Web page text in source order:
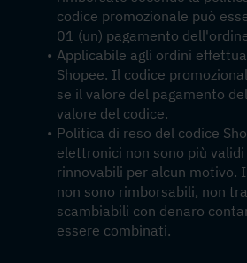
codice promozionale può
01 (un) pagamento
Applicabile agli ordini
Shopee. Il codice
se il valore del pagamento
valore del codice.
Politica di reso del codice
elettronici non sono più validi
rinnovabili per alcun motivo.
non sono rimborsabili, non
scambiabili con denaro
essere combinati.